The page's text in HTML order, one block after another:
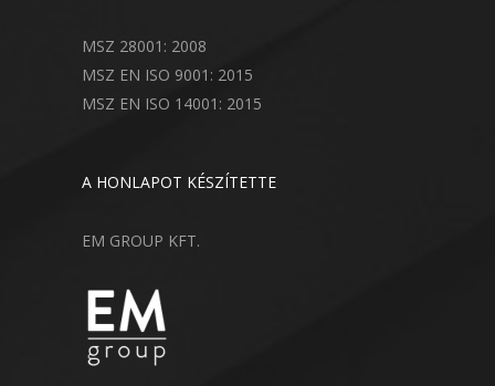
MSZ 28001: 2008
MSZ EN ISO 9001: 2015
MSZ EN ISO 14001: 2015
A HONLAPOT KÉSZÍTETTE
EM GROUP KFT.